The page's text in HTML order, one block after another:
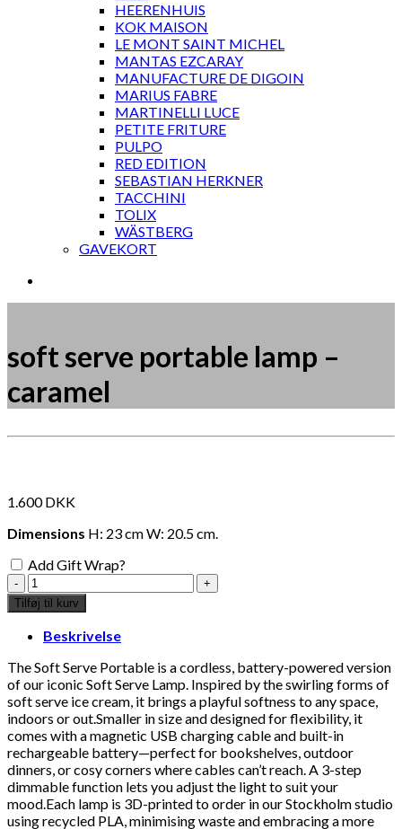
HEERENHUIS
KOK MAISON
LE MONT SAINT MICHEL
MANTAS EZCARAY
MANUFACTURE DE DIGOIN
MARIUS FABRE
MARTINELLI LUCE
PETITE FRITURE
PULPO
RED EDITION
SEBASTIAN HERKNER
TACCHINI
TOLIX
WÄSTBERG
GAVEKORT
soft serve portable lamp –
caramel
Add to Wishlist
1.600DKK
Dimensions H: 23 cm W: 20.5 cm.
Add Gift Wrap?
soft
serve
portable
lamp
caramel
antal
Tilføj til kurv
Beskrivelse
The Soft Serve Portable is a cordless, battery-powered version
of our iconic Soft Serve Lamp. Inspired by the swirling forms of
soft serve ice cream, it brings a playful softness to any space,
indoors or out.Smaller in size and designed for flexibility, it
comes with a magnetic USB charging cable and built-in
rechargeable battery—perfect for bookshelves, outdoor
dinners, or cosy corners where cables can’t reach. A 3-step
dimmable function lets you adjust the light to suit your
mood.Each lamp is 3D-printed to order in our Stockholm studio
using recycled PLA, minimising waste and embracing a more